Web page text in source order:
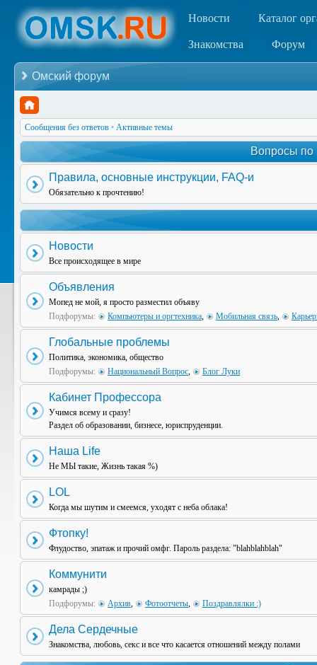
Новости Каталог
Знакомства Форум
Омский форум
Сообщения без ответов • Активные темы
Вопросы по
Правила, основные инструкции, FAQ-и
Обязательно к прочтению!
Новости
Все происходящее в мире
Объявления
Мопед не мой, я просто разместил объяву
Подфорумы:
Компьютеры и оргтехника, Мобильная связь,
Глобальные проблемы
Политика, экономика, общество
Подфорумы:
Национальный Вопрос, Блог Луки
Кабинет Профессора
Учимся всему и сразу!
Раздел об образовании, бизнесе, юриспруденции.
Наша Life
Не МЫ такие, Жизнь такая %)
LOL
Когда мы шутим и смеемся, уходят с неба облака!
Фтопку!
Флудоство, эпатаж и прочий омфг. Пароль раздела: "blahblahblah"
Коммунити
камрады ;)
Подфорумы:
Архив, Фотоотчеты, Поздравлялки :)
Дела Сердечные
Знакомства, любовь, секс и все что касается отношений между полами